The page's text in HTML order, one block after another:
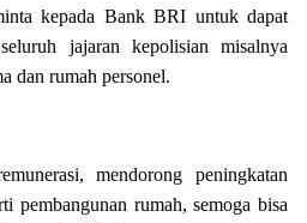
kepada Bank BRI untuk dapat
jajaran kepolisian misalnya
dan rumah personel.
mendorong peningkatan
pembangunan rumah, semoga bisa